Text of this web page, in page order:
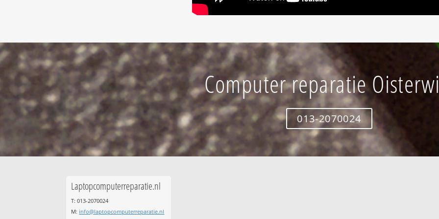
Computer reparatie
013-2070024
Laptopcomputerreparatie.nl
T: 013-2070024
M: info@laptopcomputerreparatie.nl